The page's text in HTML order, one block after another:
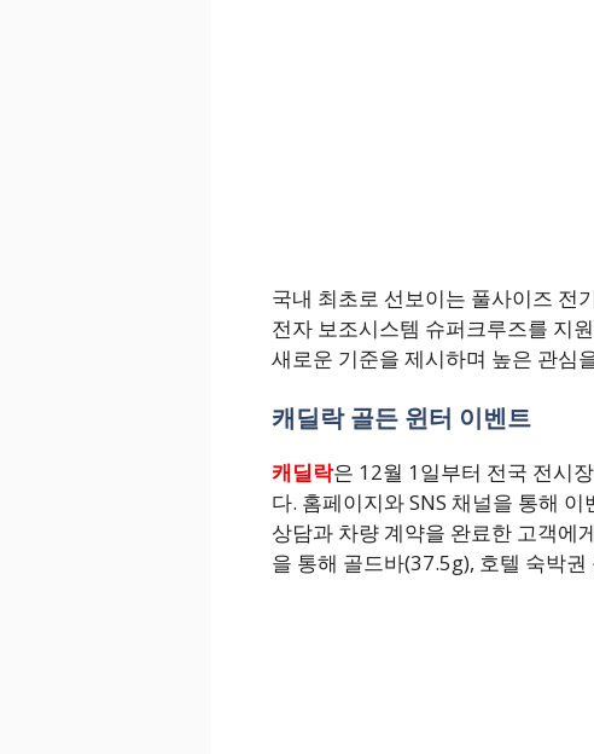
국내 최초로 선보이는 풀사이즈 전
전자 보조시스템 슈퍼크루즈를 지
새로운 기준을 제시하며 높은 관심
캐딜락 골든 윈터 이벤트
캐딜락은 12월 1일부터 전국 전시
다. 홈페이지와 SNS 채널을 통해
상담과 차량 계약을 완료한 고객에
을 통해 골드바(37.5g), 호텔 숙박